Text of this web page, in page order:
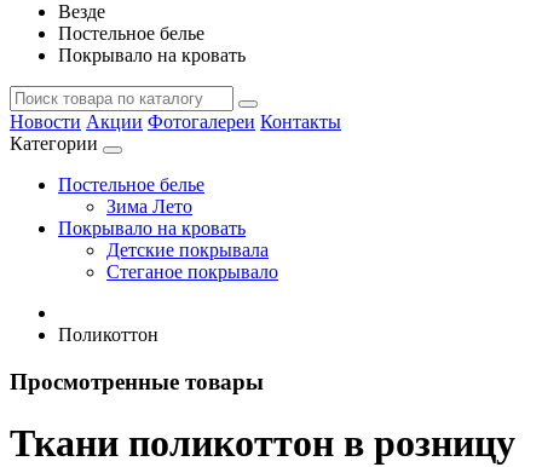
Везде
Постельное белье
Покрывало на кровать
Новости Акции Фотогалереи Контакты
Категории
Постельное белье
Зима Лето
Покрывало на кровать
Детские покрывала
Стеганое покрывало
Поликоттон
Просмотренные товары
Ткани поликоттон в розницу